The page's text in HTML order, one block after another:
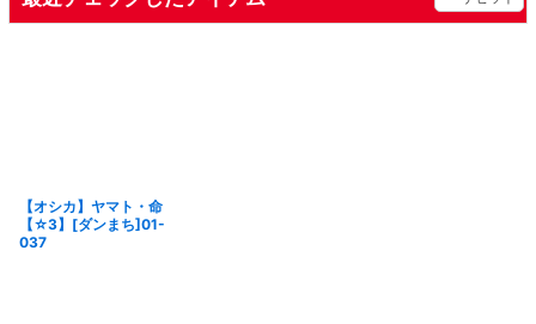
【オシカ】ヤマト・命
【☆3】[ダンまち]01-
037